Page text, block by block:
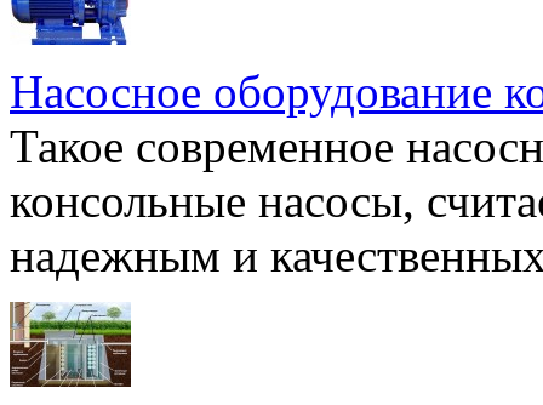
Насосное оборудование
Такое современное
консольные насосы,
надежным и